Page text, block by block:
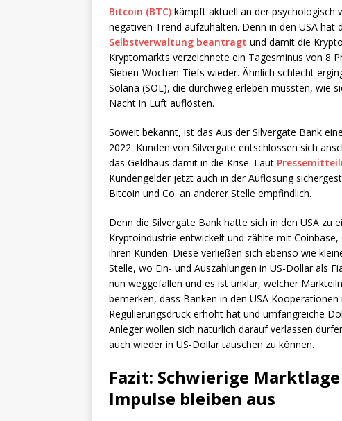
Bitcoin (BTC) kämpft aktuell an der psychologisch
negativen Trend aufzuhalten. Denn in den USA hat
Selbstverwaltung beantragt und damit die
Kryptomarkts verzeichnete ein Tagesminus von 8
Sieben-Wochen-Tiefs wieder. Ähnlich schlecht
Solana (SOL), die durchweg erleben mussten, wie
Nacht in Luft auflösten.
Soweit bekannt, ist das Aus der Silvergate Bank
2022. Kunden von Silvergate entschlossen sich
das Geldhaus damit in die Krise. Laut
Kundengelder jetzt auch in der Auflösung
Bitcoin und Co. an anderer Stelle empfindlich.
Denn die Silvergate Bank hatte sich in den USA zu
Kryptoindustrie entwickelt und zählte mit
ihren Kunden. Diese verließen sich ebenso wie
Stelle, wo Ein- und Auszahlungen in US-Dollar als
nun weggefallen und es ist unklar, welcher
bemerken, dass Banken in den USA
Regulierungsdruck erhöht hat und umfangreiche
Anleger wollen sich natürlich darauf verlassen
auch wieder in US-Dollar tauschen zu können.
Fazit: Schwierige
Impulse bleiben aus